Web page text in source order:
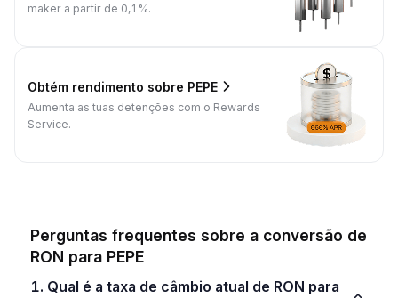
maker a partir de 0,1%.
Obtém rendimento sobre PEPE
Aumenta as tuas detenções com o Rewards
Service.
Perguntas frequentes sobre a conversão de
RON para PEPE
1. Qual é a taxa de câmbio atual de RON para